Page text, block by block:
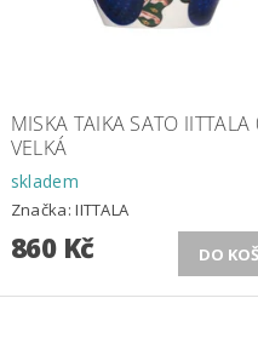
MISKA TAIKA SATO IITTALA
VELKÁ
skladem
Značka:IITTALA
860 Kč